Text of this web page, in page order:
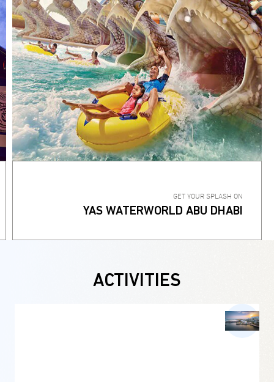
GET YOUR SPLASH ON
YAS WATERWORLD ABU DHABI
ACTIVITIES